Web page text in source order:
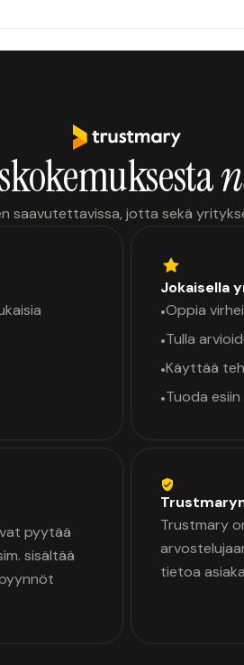
saavutettavissa, jotta sekä
Jokaisella
•Oppia
•Tulla
•Käyttää
•Tuoda
pyytää
sisältää
Trustmary
tietoa